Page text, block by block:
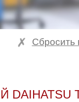
Сбросить